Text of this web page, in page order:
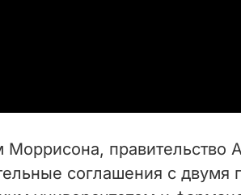
i
Моррисона, правительство
соглашения с двумя